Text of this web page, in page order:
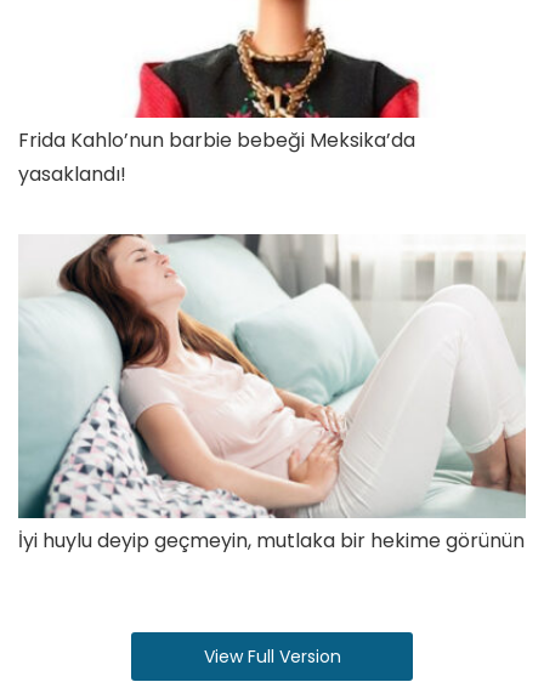
Frida Kahlo’nun barbie bebeği Meksika’da
yasaklandı!
İyi huylu deyip geçmeyin, mutlaka bir hekime görünün
View Full Version